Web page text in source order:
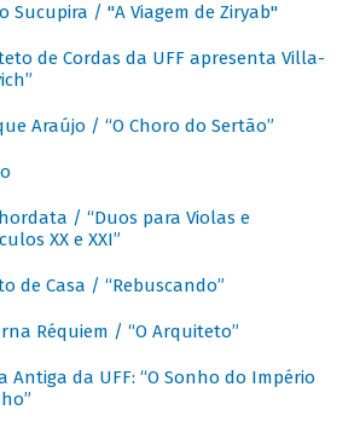
Sucupira / "A Viagem de Ziryab"
de Cordas da UFF apresenta Villa-
Araújo / “O Choro do Sertão”
/ “Duos para Violas e
XX e XXI”
de Casa / “Rebuscando”
Réquiem / “O Arquiteto”
Antiga da UFF: “O Sonho do Império